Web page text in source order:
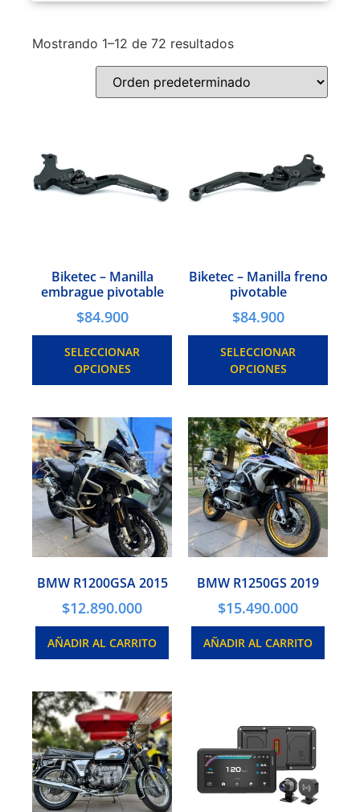
Mostrando 1–12 de 72 resultados
Biketec – Manilla
embrague pivotable
$84.900
SELECCIONAR
OPCIONES
Biketec – Manilla freno
pivotable
$84.900
SELECCIONAR
OPCIONES
BMW R1200GSA 2015
$12.890.000
AÑADIR AL CARRITO
BMW R1250GS 2019
$15.490.000
AÑADIR AL CARRITO